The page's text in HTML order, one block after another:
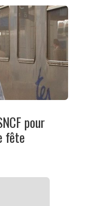
pour
fête